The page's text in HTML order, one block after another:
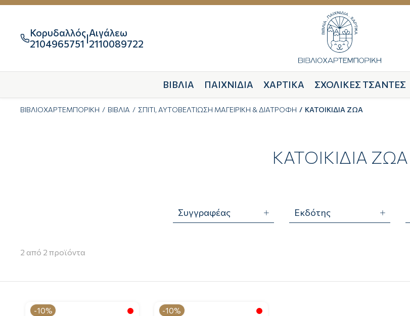
Κορυδαλλός
2104965751 |Αιγάλεω
2110089722
ΒΙΒΛΙΑ ΠΑΙΧΝΙΔΙΑ ΧΑΡΤΙΚΑ ΣΧΟΛΙΚΕΣ ΤΣΑΝΤΕΣ
ΒΙΒΛΙΟΧΑΡΤΕΜΠΟΡΙΚΗ ΒΙΒΛΙΑ ΣΠΙΤΙ, ΑΥΤΟΒΕΛΤΙΩΣΗ ΜΑΓΕΙΡΙΚΗ & ΔΙΑΤΡΟΦΗ ΚΑΤΟΙΚΙΔΙΑ ΖΩΑ
ΚΑΤΟΙΚΙΔΙΑ ΖΩΑ
Συγγραφέας Εκδότης
2 από 2 προϊόντα
-10% -10%